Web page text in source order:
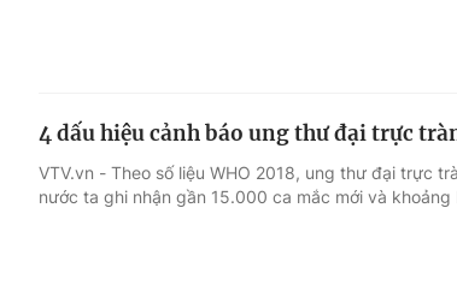
4 dấu hiệu cảnh báo ung thư đại trực
VTV.vn - Theo số liệu WHO 2018, ung thư đại trực
nước ta ghi nhận gần 15.000 ca mắc mới và